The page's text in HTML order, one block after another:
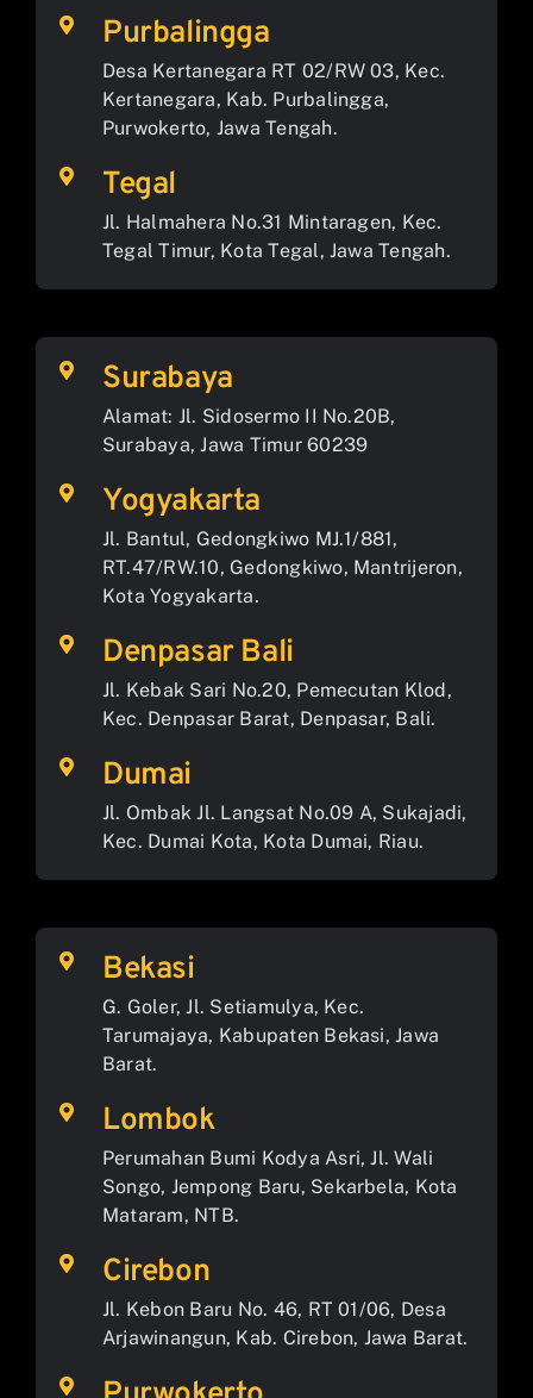
Purbalingga
Desa Kertanegara RT 02/RW 03, Kec.
Kertanegara, Kab. Purbalingga,
Purwokerto, Jawa Tengah.
Tegal
Jl. Halmahera No.31 Mintaragen, Kec.
Tegal Timur, Kota Tegal, Jawa Tengah.
Surabaya
Alamat: Jl. Sidosermo II No.20B,
Surabaya, Jawa Timur 60239
Yogyakarta
Jl. Bantul, Gedongkiwo MJ.1/881,
RT.47/RW.10, Gedongkiwo, Mantrijeron,
Kota Yogyakarta.
Denpasar Bali
Jl. Kebak Sari No.20, Pemecutan Klod,
Kec. Denpasar Barat, Denpasar, Bali.
Dumai
Jl. Ombak Jl. Langsat No.09 A, Sukajadi,
Kec. Dumai Kota, Kota Dumai, Riau.
Bekasi
G. Goler, Jl. Setiamulya, Kec.
Tarumajaya, Kabupaten Bekasi, Jawa
Barat.
Lombok
Perumahan Bumi Kodya Asri, Jl. Wali
Songo, Jempong Baru, Sekarbela, Kota
Mataram, NTB.
Cirebon
Jl. Kebon Baru No. 46, RT 01/06, Desa
Arjawinangun, Kab. Cirebon, Jawa Barat.